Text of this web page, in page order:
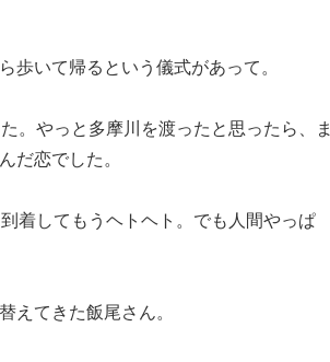
歩いて帰るという儀式があって。
。やっと多摩川を渡ったと思ったら、ま
だ恋でした。
着してもうヘトヘト。でも人間やっぱ
えてきた飯尾さん。